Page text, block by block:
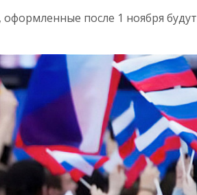
после 1 ноября будут